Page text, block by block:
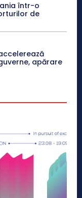
într-o
de
apărare